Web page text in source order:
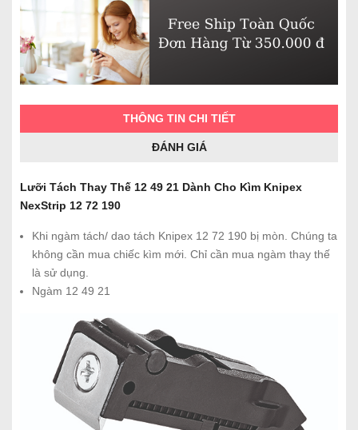
THÔNG TIN CHI TIẾT
ĐÁNH GIÁ
Lưỡi Tách Thay Thế 12 49 21 Dành Cho Kìm Knipex
NexStrip 12 72 190
Khi ngàm tách/ dao tách Knipex 12 72 190 bị mòn. Chúng ta
không cần mua chiếc kìm mới. Chỉ cần mua ngàm thay thế
là sử dụng.
Ngàm 12 49 21